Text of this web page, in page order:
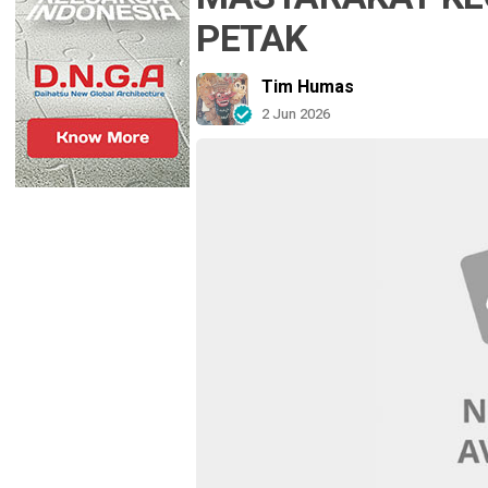
PETAK
Tim Humas
2 Jun 2026